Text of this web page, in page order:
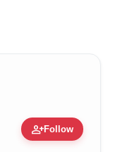
person_addFollow